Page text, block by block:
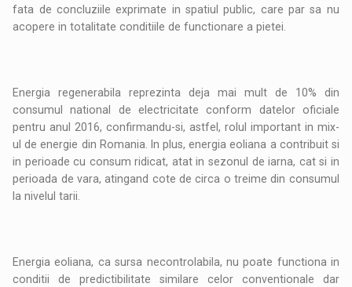
fata de concluziile exprimate in spatiul public, care par sa nu
acopere in totalitate conditiile de functionare a pietei.
Energia regenerabila reprezinta deja mai mult de 10% din
consumul national de electricitate conform datelor oficiale
pentru anul 2016, confirmandu-si, astfel, rolul important in mix-
ul de energie din Romania. In plus, energia eoliana a contribuit si
in perioade cu consum ridicat, atat in sezonul de iarna, cat si in
perioada de vara, atingand cote de circa o treime din consumul
la nivelul tarii.
Energia eoliana, ca sursa necontrolabila, nu poate functiona in
conditii de predictibilitate similare celor conventionale dar